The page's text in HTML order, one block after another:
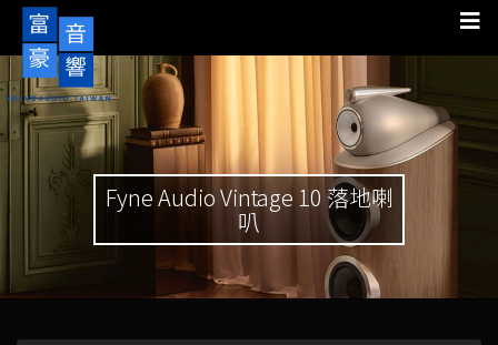
Fyne Audio Vintage 10 落地喇
叭